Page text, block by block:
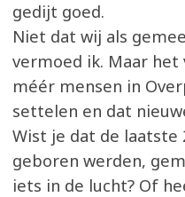
gedijt goed.
Niet dat wij als
vermoed ik. Maar
méér mensen in
settelen en dat
Wist je dat de laatste
geboren werden,
iets in de lucht? Of